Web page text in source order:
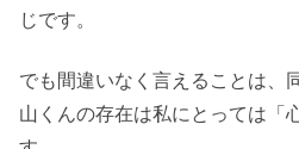
じです。
でも間違いなく言えることは、
山くんの存在は私にとっては「